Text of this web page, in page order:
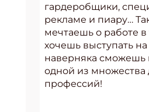
гардеробщики,
рекламе и пиару…
мечтаешь о работе в
хочешь выступать на
наверняка сможешь
одной из множества
профессий!